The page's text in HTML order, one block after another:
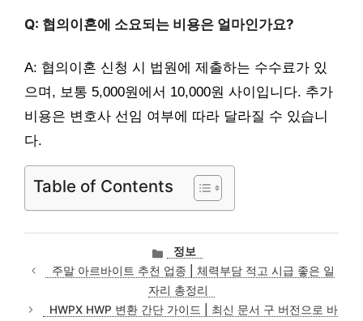
Q: 협의이혼에 소요되는 비용은 얼마인가요?
A: 협의이혼 신청 시 법원에 제출하는 수수료가 있
으며, 보통 5,000원에서 10,000원 사이입니다. 추가
비용은 변호사 선임 여부에 따라 달라질 수 있습니
다.
Table of Contents
카
테
고
리
정보
주말 아르바이트 추천 업종 | 체력부담 적고 시급 좋은 일
자리 총정리
HWPX HWP 변환 간단 가이드 | 최신 문서 구 버전으로 바